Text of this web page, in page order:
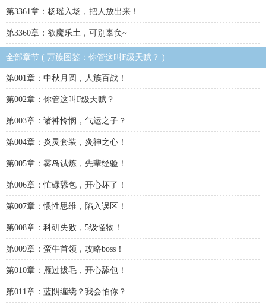
第3361章：杨瑶入场，把人放出来！
第3360章：欲魔乐土，可别辜负~
全部章节 ( 万族图鉴：你管这叫F级天赋？ )
第001章：中秋月圆，人族百战！
第002章：你管这叫F级天赋？
第003章：诸神怜悯，气运之子？
第004章：炎灵套装，炎神之心！
第005章：雾岛试炼，先辈经验！
第006章：忙碌舔包，开心坏了！
第007章：惯性思维，陷入误区！
第008章：科研失败，5级怪物！
第009章：蛮牛首领，攻略boss！
第010章：雁过拔毛，开心舔包！
第011章：蓝阴缠绕？我会怕你？